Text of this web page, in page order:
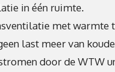
in één ruimte.
met warmte
last meer van koude
door de WTW